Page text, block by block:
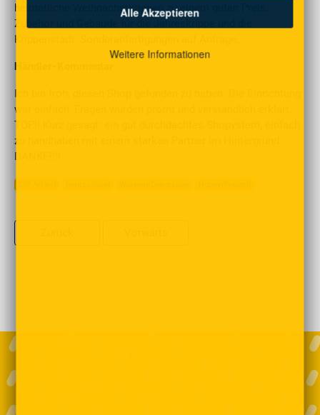
Alle Akzeptieren
Weitere Informationen
heimatliche Weihnachstkrippen zu einem guten Preis.
Zubehör und Gebäude für die Jahreskrippe und die
Krippenstadt. Sonderanfertigungen auf Anfrage.
Händler-Kommentar
Ich bin froh, diesen Shop gefunden zu haben. Die Einrichtung
war einfach, Fragen wurden promt und verständlich erklärt.
TOP!! Kurz gesagt: ein gut durchdachtes Shopystem, einfach
zu handhaben mit einem starken Partner im Hintergrund.
DANKE!!!!